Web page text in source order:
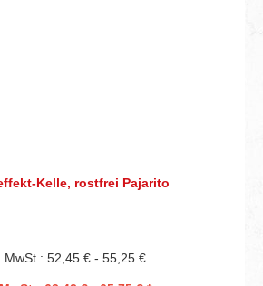
Kelle, rostfrei Pajarito
MwSt.: 52,45 € - 55,25 €